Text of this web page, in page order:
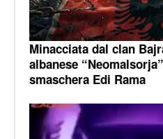
Minacciata dal clan
albanese
smaschera Edi Rama